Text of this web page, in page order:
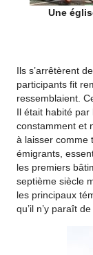
Une
Ils s’arrêtèrent
participants fit
ressemblaient.
Il était habité
constamment et
à laisser comme
émigrants,
les premiers
septième siècle
les principaux
qu’il n’y paraît